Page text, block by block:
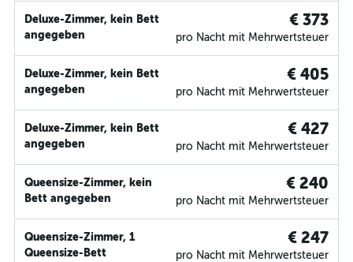
Deluxe-Zimmer, kein Bett
angegeben
€ 373
pro Nacht mit Mehrwertsteuer
Deluxe-Zimmer, kein Bett
angegeben
€ 405
pro Nacht mit Mehrwertsteuer
Deluxe-Zimmer, kein Bett
angegeben
€ 427
pro Nacht mit Mehrwertsteuer
Queensize-Zimmer, kein
Bett angegeben
€ 240
pro Nacht mit Mehrwertsteuer
Queensize-Zimmer, 1
Queensize-Bett
€ 247
pro Nacht mit Mehrwertsteuer